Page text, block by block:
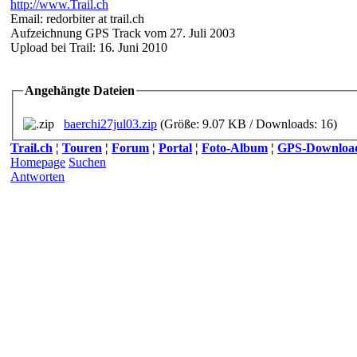
http://www.Trail.ch
Email: redorbiter at trail.ch
Aufzeichnung GPS Track vom 27. Juli 2003
Upload bei Trail: 16. Juni 2010
Angehängte Dateien
baerchi27jul03.zip (Größe: 9.07 KB / Downloads: 16)
Trail.ch ¦ Touren ¦ Forum ¦ Portal ¦ Foto-Album ¦ GPS-
Homepage Suchen
Antworten